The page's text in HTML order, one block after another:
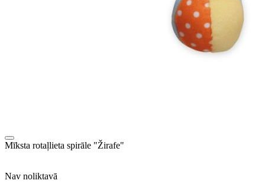
Mīksta rotaļlieta spirāle "Žirafe"
Nav noliktavā